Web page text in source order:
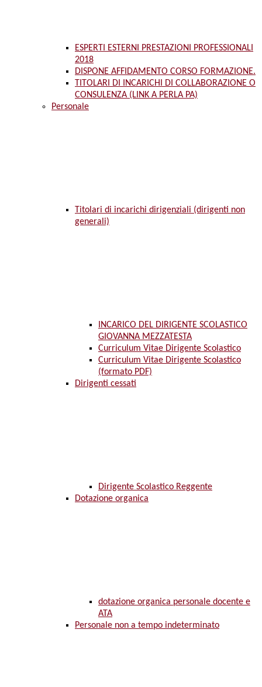
ESPERTI ESTERNI PRESTAZIONI PROFESSIONALI
2018
DISPONE AFFIDAMENTO CORSO FORMAZIONE.
TITOLARI DI INCARICHI DI COLLABORAZIONE O
CONSULENZA (LINK A PERLA PA)
Personale
Titolari di incarichi dirigenziali (dirigenti non
generali)
INCARICO DEL DIRIGENTE SCOLASTICO
GIOVANNA MEZZATESTA
Curriculum Vitae Dirigente Scolastico
Curriculum Vitae Dirigente Scolastico
(formato PDF)
Dirigenti cessati
Dirigente Scolastico Reggente
Dotazione organica
dotazione organica personale docente e
ATA
Personale non a tempo indeterminato